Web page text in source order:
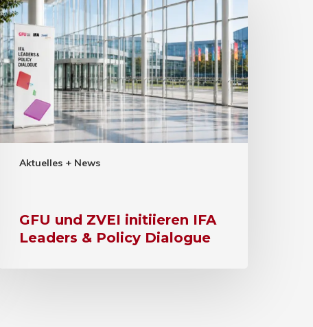
Aktuelles + News
GFU und ZVEI initiieren IFA
Leaders & Policy Dialogue